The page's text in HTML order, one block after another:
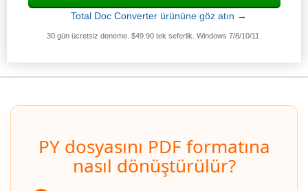
Total Doc Converter ürününe göz atın →
30 gün ücretsiz deneme. $49.90 tek seferlik. Windows 7/8/10/11.
PY dosyasını PDF formatına
nasıl dönüştürülür?